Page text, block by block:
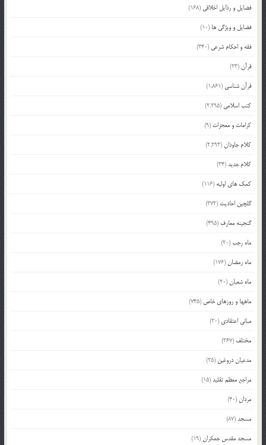
فضایل و رذایل اخلاقی (168)
فضایل و ویژگی ها (10)
فقه و احکام شرعی (340)
قرآن (23)
قرآن شناسی (1,861)
کتب اسلامی (2,295)
کرامات و معجزات (9)
کلام جاودان (2,293)
کلام جدید(34)
کمک های اولیه (116)
گلچین احادیث (372)
گنجینه معارف (495)
ماه رجب(20)
ماه رمضان (176)
ماه شعبان (20)
ماهها و روزهای خاص (745)
مبانی اعتقادی (20)
مختلف (367)
مدعیان دروغین (25)
مراجع معظم تقلید(15)
مردان (40)
مسجد(87)
مسجد مقدس جمکران (19)